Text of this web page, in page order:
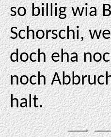
so billig wia
Schorschi,
doch eha
noch
halt.